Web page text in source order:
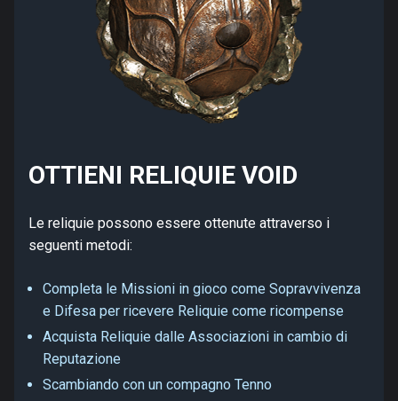
OTTIENI RELIQUIE VOID
Le reliquie possono essere ottenute attraverso i
seguenti metodi:
Completa le Missioni in gioco come Sopravvivenza
e Difesa per ricevere Reliquie come ricompense
Acquista Reliquie dalle Associazioni in cambio di
Reputazione
Scambiando con un compagno Tenno